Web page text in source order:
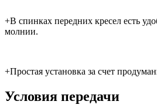
+В спинках передних кресел есть
молнии.
+Простая установка за счет
Условия передачи